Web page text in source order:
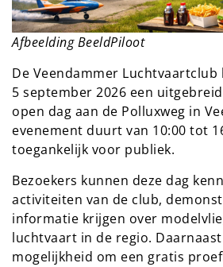
Afbeelding BeeldPiloot
De Veendammer
5 september 2026 een
open dag aan de Polluxweg in
evenement duurt van 10:00 tot
toegankelijk voor publiek.
Bezoekers kunnen deze dag
activiteiten van de club,
informatie krijgen over
luchtvaart in de regio.
mogelijkheid om een gratis